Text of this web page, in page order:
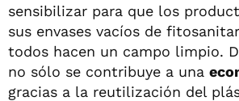
sensibilizar para que los
sus envases vacíos de
todos hacen un campo limpio.
no sólo se contribuye a una
gracias a la reutilización del